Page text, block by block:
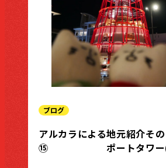
ブログ
アルカラによる地元紹介その
⑮ ポートタワー(